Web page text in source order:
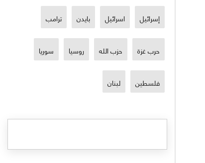
إسرائيل اسرائيل بايدن ترامب
حرب غزة حزب الله روسيا سوريا
فلسطين لبنان